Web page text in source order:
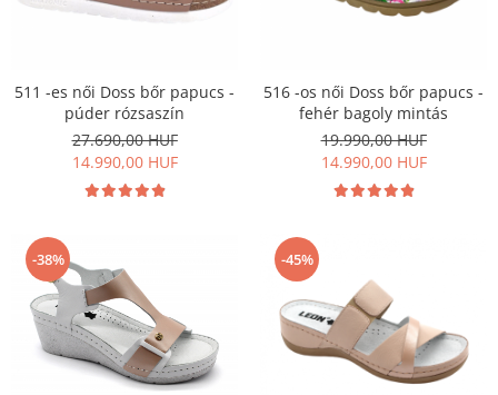
BÜTYKÖS LÁBRA VALÓ PAPUCS
511 -es női Doss bőr papucs -
púder rózsaszín
27.690,00 HUF
14.990,00 HUF
516 -os női Doss bőr papucs -
fehér bagoly mintás
19.990,00 HUF
14.990,00 HUF
-38% -45%